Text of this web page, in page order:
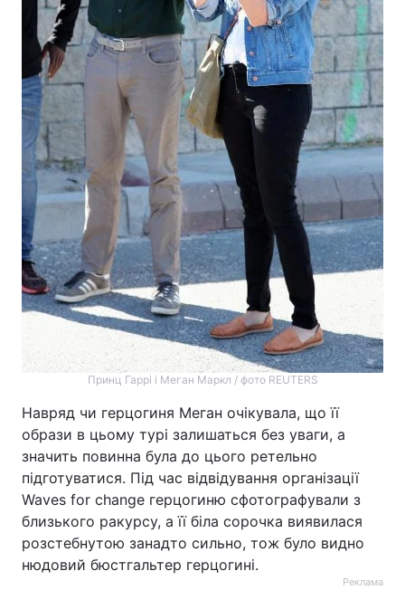
Принц Гаррі і Меган Маркл / фото REUTERS
Навряд чи герцогиня Меган очікувала, що її
образи в цьому турі залишаться без уваги, а
значить повинна була до цього ретельно
підготуватися. Під час відвідування організації
Waves for change герцогиню сфотографували з
близького ракурсу, а її біла сорочка виявилася
розстебнутою занадто сильно, тож було видно
нюдовий бюстгальтер герцогині.
Реклама